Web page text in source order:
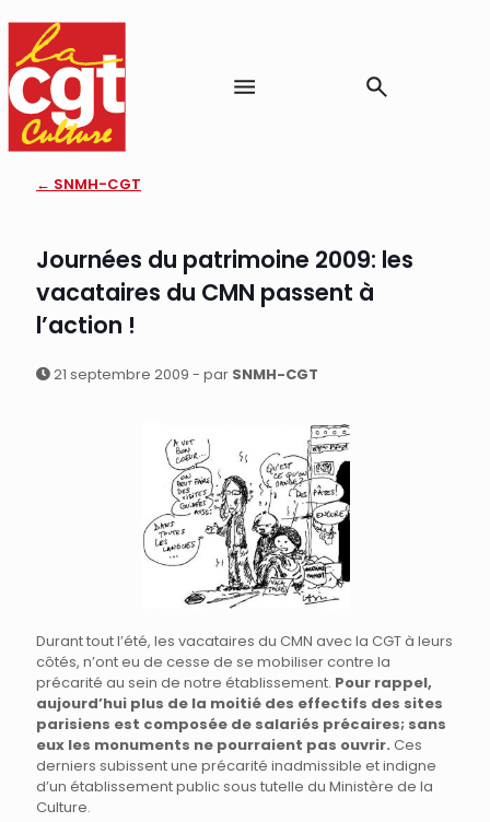
← SNMH-CGT
Journées du patrimoine 2009: les
vacataires du CMN passent à
l’action !
21 septembre 2009 - par SNMH-CGT
Durant tout l’été, les vacataires du CMN avec la CGT à leurs
côtés, n’ont eu de cesse de se mobiliser contre la
précarité au sein de notre établissement. Pour rappel,
aujourd’hui plus de la moitié des effectifs des sites
parisiens est composée de salariés précaires; sans
eux les monuments ne pourraient pas ouvrir. Ces
derniers subissent une précarité inadmissible et indigne
d’un établissement public sous tutelle du Ministère de la
Culture.